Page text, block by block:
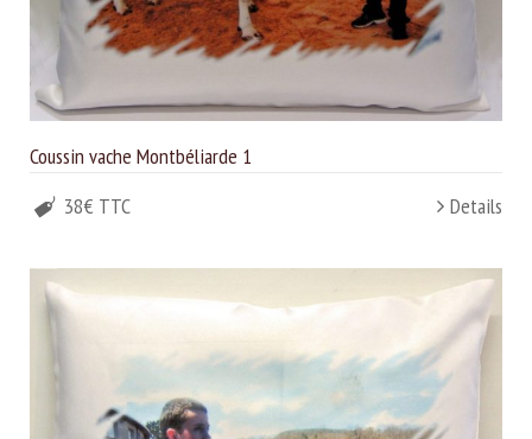
Coussin vache Montbéliarde 1
38€ TTC
Details